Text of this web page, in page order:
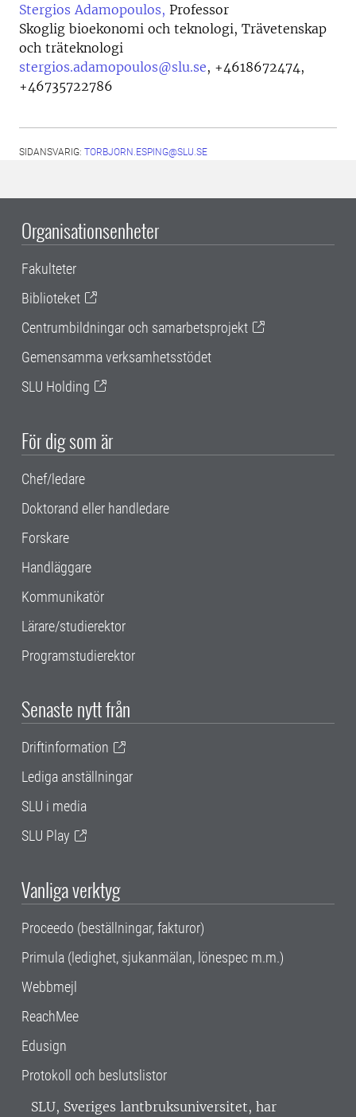
Stergios Adamopoulos, Professor
Skoglig bioekonomi och teknologi, Trävetenskap
och träteknologi
stergios.adamopoulos@slu.se, +4618672474,
+46735722786
SIDANSVARIG: TORBJORN.ESPING@SLU.SE
Organisationsenheter
Fakulteter
Biblioteket
Centrumbildningar och samarbetsprojekt
Gemensamma verksamhetsstödet
SLU Holding
För dig som är
Chef/ledare
Doktorand eller handledare
Forskare
Handläggare
Kommunikatör
Lärare/studierektor
Programstudierektor
Senaste nytt från
Driftinformation
Lediga anställningar
SLU i media
SLU Play
Vanliga verktyg
Proceedo (beställningar, fakturor)
Primula (ledighet, sjukanmälan, lönespec m.m.)
Webbmejl
ReachMee
Edusign
Protokoll och beslutslistor
SLU, Sveriges lantbruksuniversitet, har